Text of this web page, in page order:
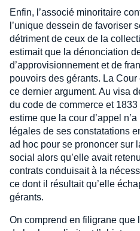
Enfin, l’associé minoritaire
l’unique dessein de favoriser
détriment de ceux de la
estimait que la dénonciation
d’approvisionnement et de
pouvoirs des gérants. La
ce dernier argument. Au visa
du code de commerce et
estime que la cour d’appel
légales de ses constatations
ad hoc pour se prononcer sur
social alors qu’elle avait
contrats conduisait à la
ce dont il résultait qu’elle
gérants.
On comprend en filigrane que